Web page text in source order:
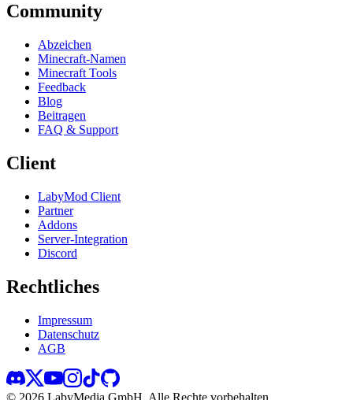
Community
Abzeichen
Minecraft-Namen
Minecraft Tools
Feedback
Blog
Beitragen
FAQ & Support
Client
LabyMod Client
Partner
Addons
Server-Integration
Discord
Rechtliches
Impressum
Datenschutz
AGB
© 2026 LabyMedia GmbH. Alle Rechte vorbehalten.